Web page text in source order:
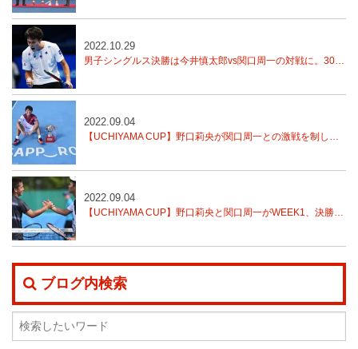
男子シングルス決勝は今井慎太郎vs関口周一の対戦に。30日11時スタート！【全日本テニス選手権】
2022.10.29
【UCHIYAMA CUP】野口莉央が関口周一との激戦を制し、今季３度目のITFタイトル
2022.09.04
【UCHIYAMA CUP】野口莉央と関口周一がWEEK1、決勝へ！
2022.09.04
ブログ内検索